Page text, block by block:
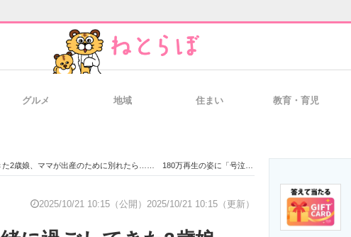
経営リーダーのコミュニティ
グルメ 地域 住まい 教育・育児
娘、ママが出産のために別れたら…… 180万再生の姿に「号泣」「これやばい」
2025/10/21 10:15（公開） 2025/10/21 10:15（更新）